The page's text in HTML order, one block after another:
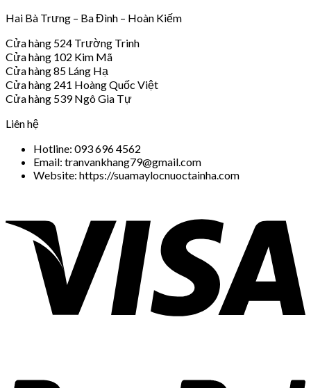
Hai Bà Trưng – Ba Đình – Hoàn Kiếm
Cửa hàng 524 Trường Trinh
Cửa hàng 102 Kim Mã
Cửa hàng 85 Láng Hạ
Cửa hàng 241 Hoàng Quốc Việt
Cửa hàng 539 Ngô Gia Tự
Liên hệ
Hotline: 093 696 4562
Email: tranvankhang79@gmail.com
Website: https://suamaylocnuoctainha.com